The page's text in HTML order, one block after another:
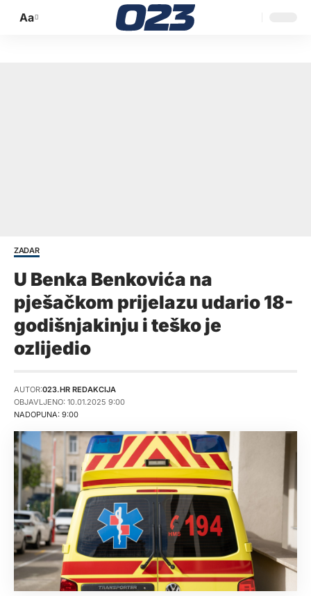
Promijeni
Aa
ZADAR
U Benka Benkovića na
pješačkom prijelazu udario 18-
godišnjakinju i teško je
ozlijedio
NADOPUNA: 9:00
AUTOR:023.HR REDAKCIJA
OBJAVLJENO: 10.01.2025 9:00